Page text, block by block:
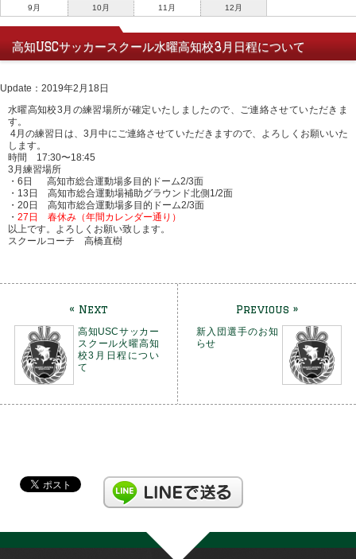
9月
10月 11月 12月
高知USCサッカースクール水曜高知校3月日程について
Update：2019年2月18日
水曜高知校3月 の練習場所が確定いたしましたので、
ご連絡させていただきま
す。
4月の練習日は、3月中にご連絡させていただきますので、
よろしくお願いいた
します。
時間 17:30〜18:45
3月 練習場所
・6日 高知市総合運動場多目的ドーム2/3面
・13 日 高知市総合運動場補助グラウンド北側1/2面
・20日 高知市総合運動場多目的ドーム2/3面
・ 27日 春休み（年間カレンダー通り）
以上です。よろしくお願い致します。
スクールコーチ 高橋直樹
« Next
高知USCサッカー
スクール火曜高知
校3月日程につい
て
Previous »
新入団選手のお知
らせ